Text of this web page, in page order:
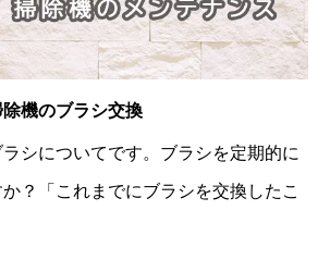
機のブラシ交換
シについてです。ブラシを定期的に
？「これまでにブラシを交換したこ